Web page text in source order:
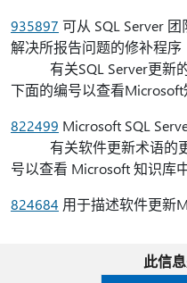
935897 可从 SQL Server
解决所报告问题的修补程序
有关SQL Server更新的
下面的编号以查看Microsoft
822499 Microsoft SQL
有关软件更新术语的更
号以查看 Microsoft 知识库
824684 用于描述软件更新
此信